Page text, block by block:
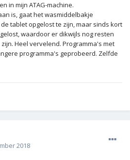
in mijn ATAG-machine.
is, gaat het wasmiddelbakje
tablet opgelost te zijn, maar sinds kort
waardoor er dikwijls nog resten
Heel vervelend. Programma's met
programma's geprobeerd. Zelfde
2018